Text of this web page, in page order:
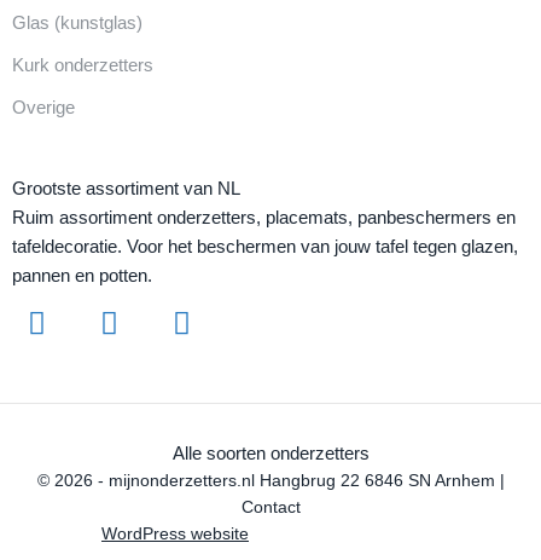
Glas (kunstglas)
Kurk onderzetters
Overige
Grootste assortiment van NL
Ruim assortiment onderzetters, placemats, panbeschermers en
tafeldecoratie. Voor het beschermen van jouw tafel tegen glazen,
pannen en potten.
Alle soorten onderzetters
© 2026 - mijnonderzetters.nl Hangbrug 22 6846 SN Arnhem |
Contact
WordPress website